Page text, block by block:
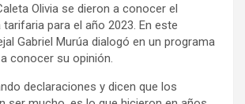
Olivia se dieron a conocer el
para el año 2023. En este
Gabriel Murúa dialogó en un programa
conocer su opinión.
declaraciones y dicen que los